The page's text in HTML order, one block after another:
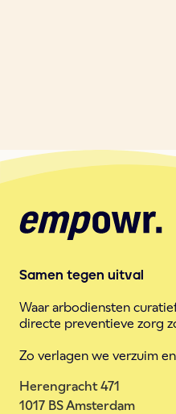
Samen tegen uitval
Waar arbodiensten
directe preventieve zorg
Zo verlagen we verzuim
Herengracht 471
1017 BS Amsterdam